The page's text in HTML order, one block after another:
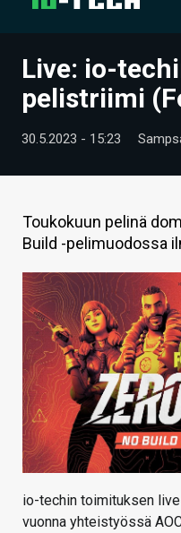
UUTISET
TIETOA
HINTA.FI
KAUPPA
VAIHDA TEEMA
HAKU
Live: io-
pelistriimi
30.5.2023 - 15:23
Toukokuun pelinä
Build -pelimuodossa
io-techin toimituksen
vuonna yhteistyössä